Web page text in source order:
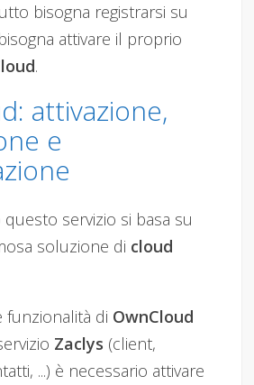
bisogna registrarsi su
attivare il proprio
.
attivazione,
e
servizio si basa su
soluzione di cloud
funzionalità di OwnCloud
Zaclys (client,
...) è necessario attivare